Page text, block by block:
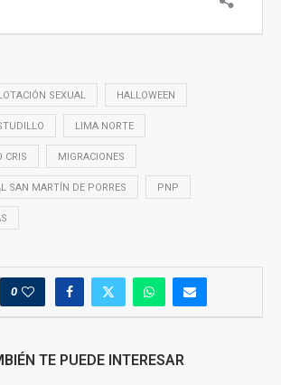
SEXUAL HALLOWEEN
LIMA NORTE
CRIS MIGRACIONES
SAN MARTÍN DE PORRES PNP
0
TE PUEDE INTERESAR